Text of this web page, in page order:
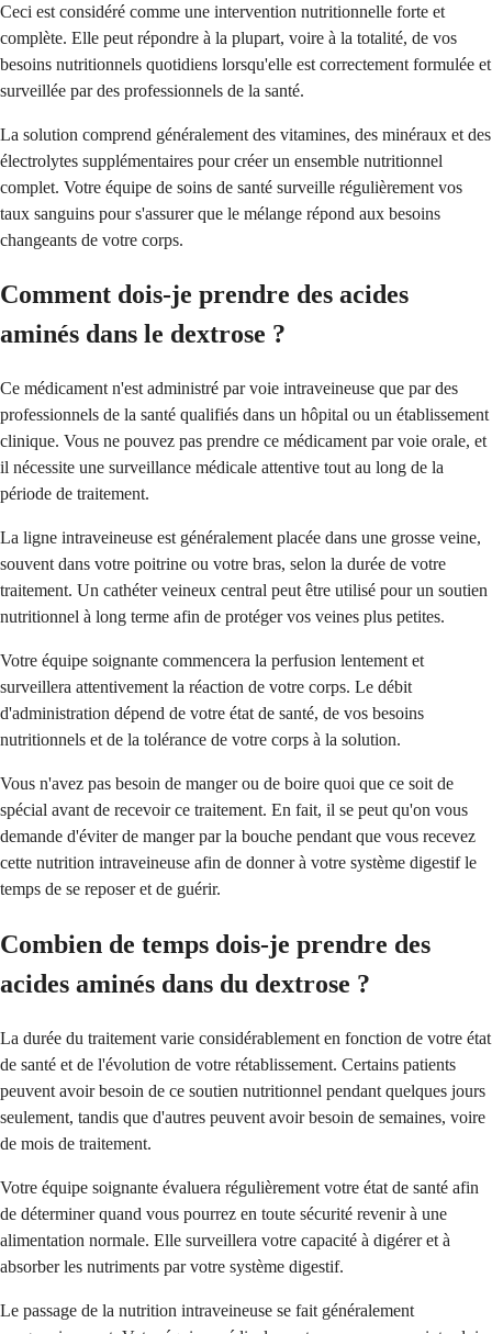
Ceci est considéré comme une intervention nutritionnelle forte et
complète. Elle peut répondre à la plupart, voire à la totalité, de vos
besoins nutritionnels quotidiens lorsqu'elle est correctement formulée et
surveillée par des professionnels de la santé.
La solution comprend généralement des vitamines, des minéraux et des
électrolytes supplémentaires pour créer un ensemble nutritionnel
complet. Votre équipe de soins de santé surveille régulièrement vos
taux sanguins pour s'assurer que le mélange répond aux besoins
changeants de votre corps.
Comment dois-je prendre des acides
aminés dans le dextrose ?
Ce médicament n'est administré par voie intraveineuse que par des
professionnels de la santé qualifiés dans un hôpital ou un établissement
clinique. Vous ne pouvez pas prendre ce médicament par voie orale, et
il nécessite une surveillance médicale attentive tout au long de la
période de traitement.
La ligne intraveineuse est généralement placée dans une grosse veine,
souvent dans votre poitrine ou votre bras, selon la durée de votre
traitement. Un cathéter veineux central peut être utilisé pour un soutien
nutritionnel à long terme afin de protéger vos veines plus petites.
Votre équipe soignante commencera la perfusion lentement et
surveillera attentivement la réaction de votre corps. Le débit
d'administration dépend de votre état de santé, de vos besoins
nutritionnels et de la tolérance de votre corps à la solution.
Vous n'avez pas besoin de manger ou de boire quoi que ce soit de
spécial avant de recevoir ce traitement. En fait, il se peut qu'on vous
demande d'éviter de manger par la bouche pendant que vous recevez
cette nutrition intraveineuse afin de donner à votre système digestif le
temps de se reposer et de guérir.
Combien de temps dois-je prendre des
acides aminés dans du dextrose ?
La durée du traitement varie considérablement en fonction de votre état
de santé et de l'évolution de votre rétablissement. Certains patients
peuvent avoir besoin de ce soutien nutritionnel pendant quelques jours
seulement, tandis que d'autres peuvent avoir besoin de semaines, voire
de mois de traitement.
Votre équipe soignante évaluera régulièrement votre état de santé afin
de déterminer quand vous pourrez en toute sécurité revenir à une
alimentation normale. Elle surveillera votre capacité à digérer et à
absorber les nutriments par votre système digestif.
Le passage de la nutrition intraveineuse se fait généralement